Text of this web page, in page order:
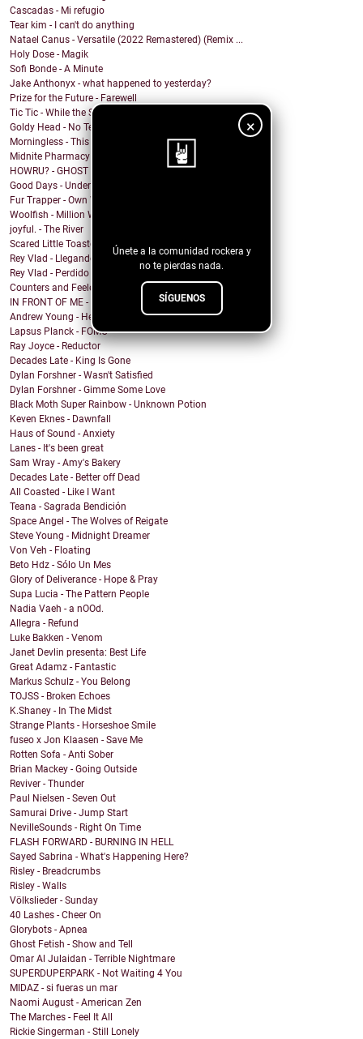
×
Únete a la comunidad rockera y
no te pierdas nada.
SÍGUENOS
Cascadas - Mi refugio
Tear kim - I can't do anything
Natael Canus - Versatile (2022 Remastered) (Remix ...
Holy Dose - Magik
Sofi Bonde - A Minute
Jake Anthonyx - what happened to yesterday?
Prize for the Future - Farewell
Tic Tic - While the Shadows Grow
Goldy Head - No Tengo Problema (Contigo)
Morningless - This Party
Midnite Pharmacy - Becoming
HOWRU? - GHOST
Good Days - Undertow
Fur Trapper - Own Worst Enemy
Woolfish - Million Ways
joyful. - The River
Scared Little Toaster - NO DECAF
Rey Vlad - Llegando al puerto
Rey Vlad - Perdido en altamar
Counters and Feelers - Golden Rule
IN FRONT OF ME - Screen Maniac
Andrew Young - Heaven
Lapsus Planck - FOMO
Ray Joyce - Reductor
Decades Late - King Is Gone
Dylan Forshner - Wasn't Satisfied
Dylan Forshner - Gimme Some Love
Black Moth Super Rainbow - Unknown Potion
Keven Eknes - Dawnfall
Haus of Sound - Anxiety
Lanes - It's been great
Sam Wray - Amy's Bakery
Decades Late - Better off Dead
All Coasted - Like I Want
Teana - Sagrada Bendición
Space Angel - The Wolves of Reigate
Steve Young - Midnight Dreamer
Von Veh - Floating
Beto Hdz - Sólo Un Mes
Glory of Deliverance - Hope & Pray
Supa Lucia - The Pattern People
Nadia Vaeh - a nOOd.
Allegra - Refund
Luke Bakken - Venom
Janet Devlin presenta: Best Life
Great Adamz - Fantastic
Markus Schulz - You Belong
TOJSS - Broken Echoes
K.Shaney - In The Midst
Strange Plants - Horseshoe Smile
fuseo x Jon Klaasen - Save Me
Rotten Sofa - Anti Sober
Brian Mackey - Going Outside
Reviver - Thunder
Paul Nielsen - Seven Out
Samurai Drive - Jump Start
NevilleSounds - Right On Time
FLASH FORWARD - BURNING IN HELL
Sayed Sabrina - What's Happening Here?
Risley - Breadcrumbs
Risley - Walls
Völkslieder - Sunday
40 Lashes - Cheer On
Glorybots - Apnea
Ghost Fetish - Show and Tell
Omar Al Julaidan - Terrible Nightmare
SUPERDUPERPARK - Not Waiting 4 You
MIDAZ - si fueras un mar
Naomi August - American Zen
The Marches - Feel It All
Rickie Singerman - Still Lonely